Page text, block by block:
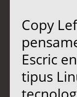
Copy
Escric
tipus